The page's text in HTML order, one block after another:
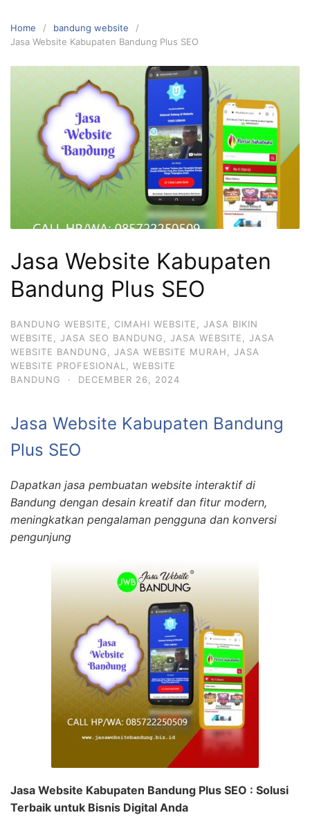
content
Home
bandung website
Jasa Website Kabupaten Bandung Plus SEO
Jasa Website Kabupaten
Bandung Plus SEO
BANDUNG WEBSITE CIMAHI WEBSITE
JASA BIKIN
WEBSITE
JASA SEO BANDUNG JASA WEBSITE
JASA
WEBSITE BANDUNG
JASA WEBSITE MURAH
JASA
WEBSITE PROFESIONAL
WEBSITE
BANDUNG
· DECEMBER 26, 2024
Jasa Website Kabupaten Bandung
Plus SEO
Dapatkan jasa pembuatan website interaktif di
Bandung dengan desain kreatif dan fitur modern,
meningkatkan pengalaman pengguna dan konversi
pengunjung
Jasa Website Kabupaten Bandung Plus SEO : Solusi
Terbaik untuk Bisnis Digital Anda